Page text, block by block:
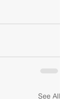
See All